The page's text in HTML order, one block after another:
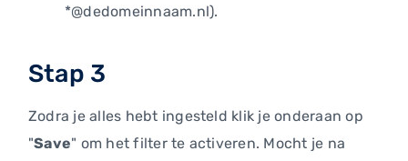
*@dedomeinnaam.nl).
Stap 3
Zodra je alles hebt ingesteld klik je onderaan op
"Save" om het filter te activeren. Mocht je na